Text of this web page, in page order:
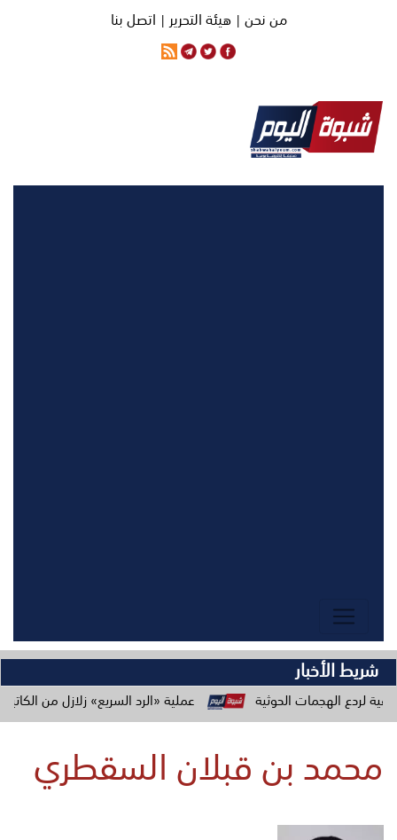
من نحن |هيئة التحرير | اتصل بنا
شريط الأخبار
الحوثية عملية «الرد السريع» زلازل من الكاتيوشا
محمد بن قبلان السقطري